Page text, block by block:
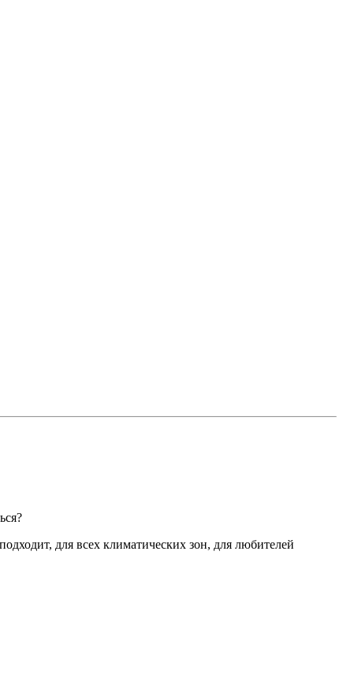
для всех климатических зон, для любителей